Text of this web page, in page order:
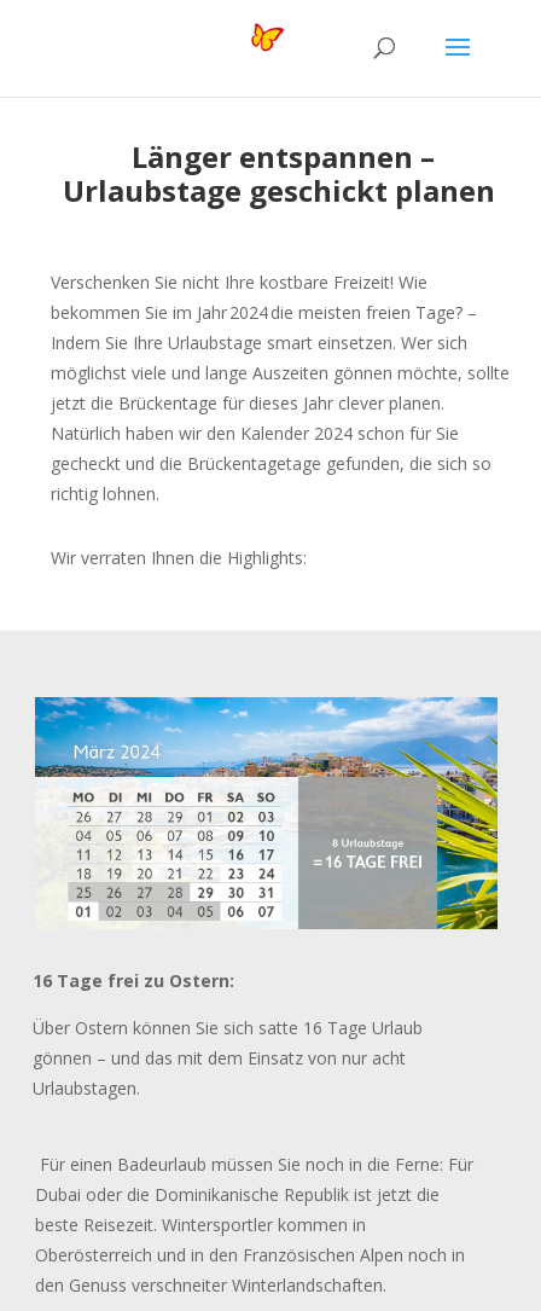
Länger entspannen –
Urlaubstage geschickt planen
Verschenken Sie nicht Ihre kostbare Freizeit!Wie
bekommen Sie im Jahr 2024die meisten freien Tage? –
Indem Sie Ihre Urlaubstage smart einsetzen.Wer sich
möglichst viele und lange Auszeiten gönnenmöchte, sollte
jetzt die Brückentage für dieses Jahr clever planen.
Natürlich haben wir den Kalender 2024 schonfür Sie
gecheckt und die Brückentagetage gefunden, die sich so
richtig lohnen.
Wir verraten Ihnen die Highlights:
16 Tage frei zu Ostern:
Über Ostern können Sie sich satte 16 Tage Urlaub
gönnen – und das mit dem Einsatz von nur acht
Urlaubstagen.
Für einen Badeurlaub müssen Sie noch in die Ferne: Für
Dubai oder die Dominikanische Republik ist jetzt die
beste Reisezeit. Wintersportler kommen in
Oberösterreich und in den Französischen Alpen noch in
den Genuss verschneiter Winterlandschaften.